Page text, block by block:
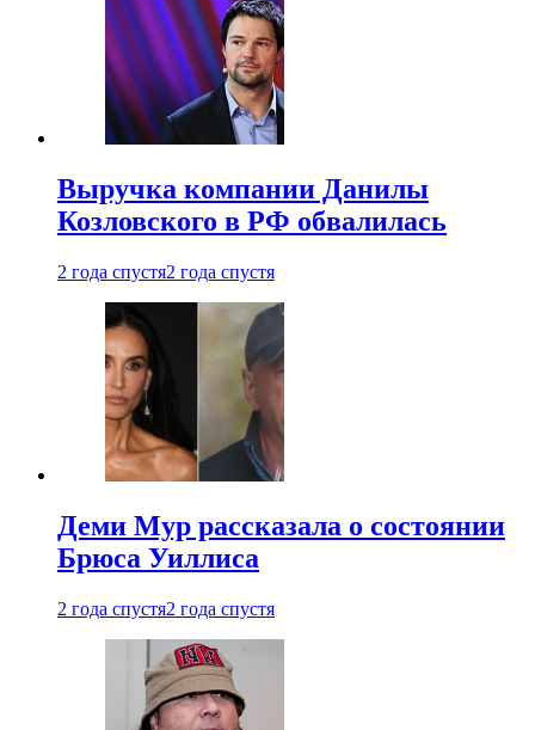
Выручка компании Данилы
Козловского в РФ обвалилась
2 года спустя2 года спустя
Деми Мур рассказала о состоянии
Брюса Уиллиса
2 года спустя2 года спустя